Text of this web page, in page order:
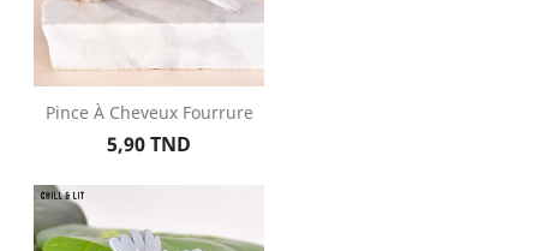
Pince À Cheveux Fourrure
Prix
5,90 TND